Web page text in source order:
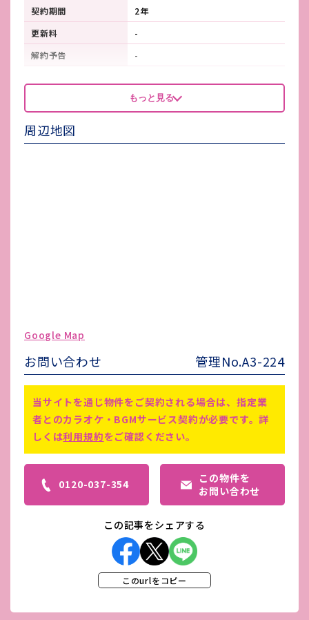
契約期間
2年
更新料
-
解約予告
-
看板製作費
-
看板使用料・
維持管理費
-
鍵交換費
-
備考
エアコンは入居者設置(業務用エア
改装による消防設備等追加分につい
ては入居者負担
もっと見る
周辺地図
Google Map
お問い合わせ 管理No.A3-224
当サイトを通じ物件をご契約される場合は、指定業
者とのカラオケ・BGMサービス契約が必要です。詳
しくは利用規約をご確認ください。
0120-037-354
この物件を
お問い合わせ
この記事をシェアする
このurlをコピー